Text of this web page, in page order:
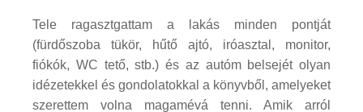
Tele ragasztgattam a lakás minden pontját
(fürdőszoba tükör, hűtő ajtó, iróasztal, monitor,
fiókók, WC tető, stb.) és az autóm belsejét olyan
idézetekkel és gondolatokkal a könyvből, amelyeket
szerettem volna magamévá tenni. Amik arról